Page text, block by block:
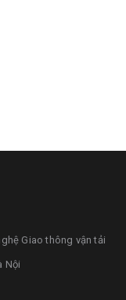
Giao thông vận tải
Nội